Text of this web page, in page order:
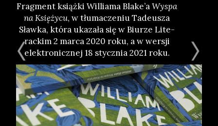
Frag­ment książ­ki Wil­lia­ma Blake’aWyspa
na Księ­ży­cu, w tłu­ma­cze­niu Tade­usza
Sław­ka, któ­ra uka­za­ła się w Biu­rze Lite­
rac­kim 2 mar­ca 2020 roku, a w wer­sji
elek­tro­nicz­nej 18 stycz­nia 2021 roku.